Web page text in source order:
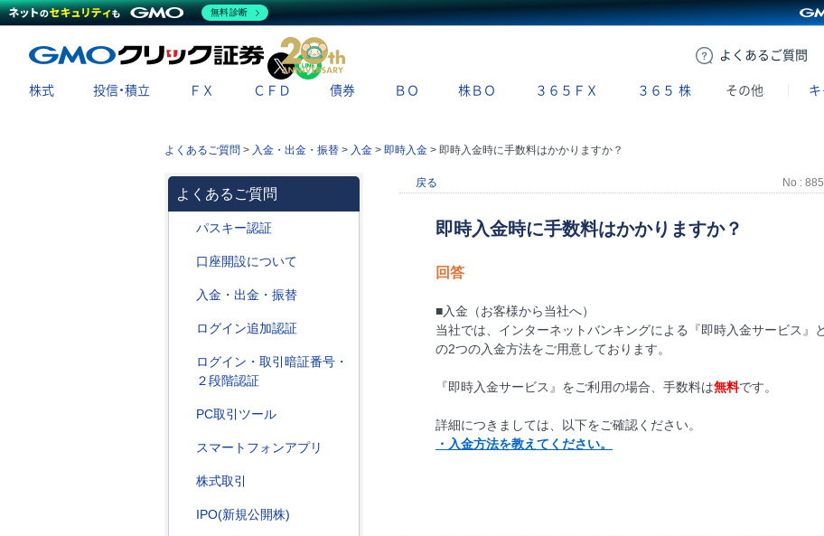
よくある ご質問
X
株式 投信・積立 ＦＸ ＣＦＤ 債券 ＢＯ 株ＢＯ ３６５ＦＸ ３６５ 株 その他
よくあるご質問 > 入金・出金・振替 > 入金 > 即時入金 > 即時入金時に手数料はかかりますか？
よくあるご質問
パスキー認証
口座開設について
入金・出金・振替
ログイン追加認証
ログイン・取引暗証番号・
２段階認証
PC取引ツール
スマートフォンアプリ
株式取引
IPO(新規公開株)
戻る No :
即時入金時に手数料はかかりますか？
回答
■入金（お客様から当社へ）
当社では、インターネットバンキングによる『即時入金サービス』
の2つの入金方法をご用意しております。
『即時入金サービス』をご利用の場合、手数料は無料です。
詳細につきましては、以下をご確認ください。
・入金方法を教えてください。
無料診断